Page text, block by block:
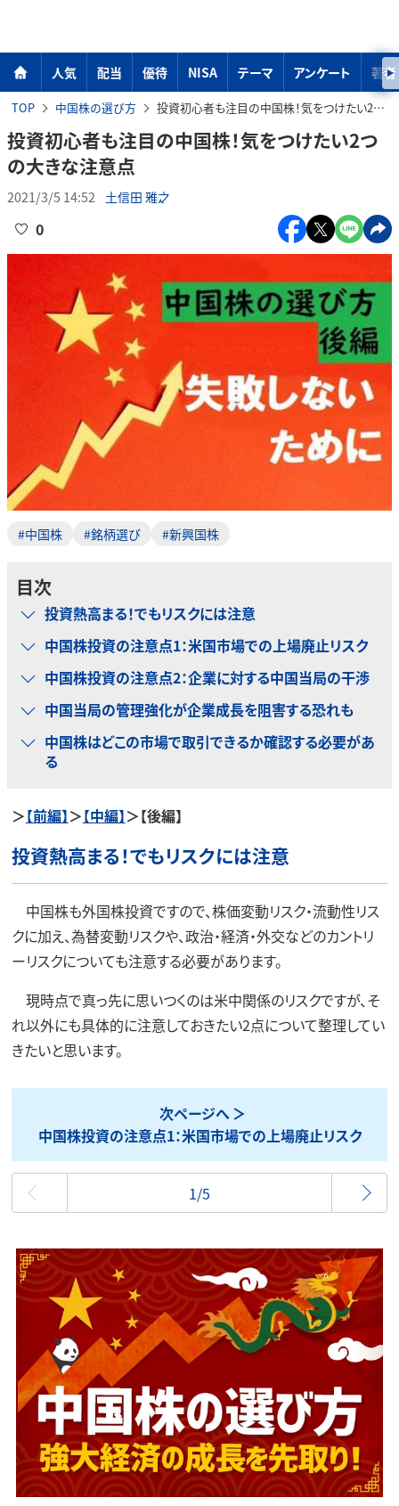
人気 配当 優待 NISA テーマ アンケート 著者
TOP 中国株の選び方 投資初心者も注目の中国株！気をつけたい2つの大きな注意点
投資初心者も注目の中国株！気をつけたい2つ
の大きな注意点
2021/3/5 14:52 土信田 雅之
0
#中国株 #銘柄選び #新興国株
目次
投資熱高まる！でもリスクには注意
中国株投資の注意点1：米国市場での上場廃止リスク
中国株投資の注意点2：企業に対する中国当局の干渉
中国当局の管理強化が企業成長を阻害する恐れも
中国株はどこの市場で取引できるか確認する必要があ
る
＞【前編】＞【中編】＞【後編】
投資熱高まる！でもリスクには注意
中国株も外国株投資ですので、株価変動リスク・流動性リス
クに加え、為替変動リスクや、政治・経済・外交などのカントリ
ーリスクについても注意する必要があります。
現時点で真っ先に思いつくのは米中関係のリスクですが、そ
れ以外にも具体的に注意しておきたい2点について整理してい
きたいと思います。
次ページへ
中国株投資の注意点1：米国市場での上場廃止リスク
最初
1/5